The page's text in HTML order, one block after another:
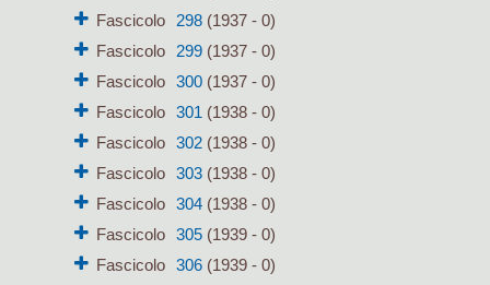
Fascicolo
298(1937 - 0)
Fascicolo
299(1937 - 0)
Fascicolo
300(1937 - 0)
Fascicolo
301 (1938 - 0)
Fascicolo
302(1938 - 0)
Fascicolo
303(1938 - 0)
Fascicolo
304(1938 - 0)
Fascicolo
305(1939 - 0)
Fascicolo
306(1939 - 0)